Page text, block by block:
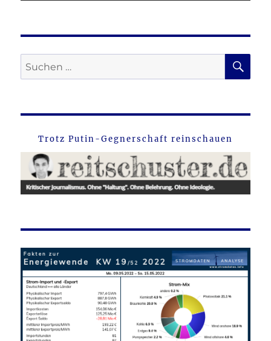
Suche
nach:
Trotz Putin-Gegnerschaft reinschauen